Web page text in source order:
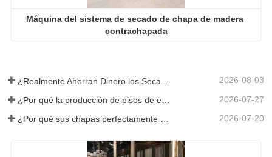
Máquina del sistema de secado de chapa de madera
contrachapada
2026-08-03
2026-07-27
2026-07-20